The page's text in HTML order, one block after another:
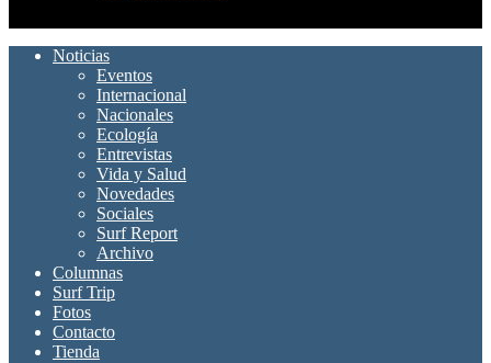
Noticias
Eventos
Internacional
Nacionales
Ecología
Entrevistas
Vida y Salud
Novedades
Sociales
Surf Report
Archivo
Columnas
Surf Trip
Fotos
Contacto
Tienda